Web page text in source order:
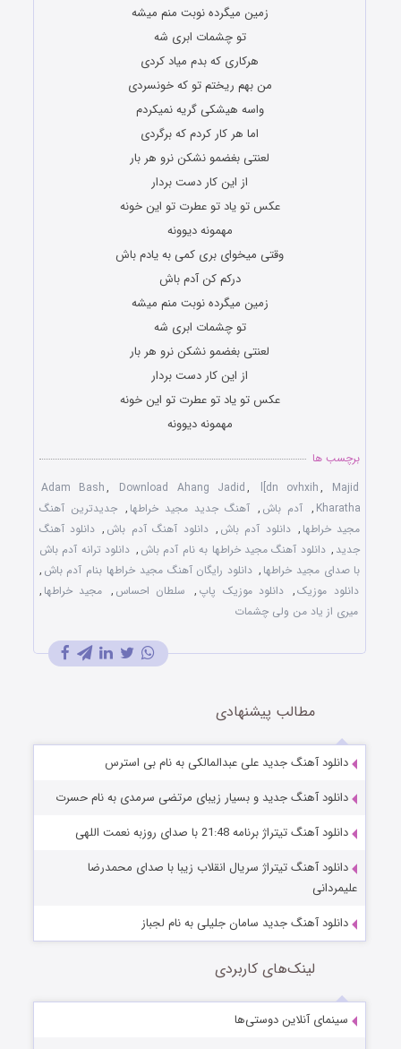
زمین میگرده نوبت منم میشه
تو چشمات ابری شه
هرکاری که بدم میاد کردی
من بهم ریختم تو که خونسردی
واسه هیشکی گریه نمیکردم
اما هر کار کردم که برگردی
لعنتی بغضمو نشکن نرو هر بار
از این کار دست بردار
عکس تو یاد تو عطرت تو این خونه
مهمونه دیوونه
وقتی میخوای بری کمی به یادم باش
درکم کن آدم باش
زمین میگرده نوبت منم میشه
تو چشمات ابری شه
لعنتی بغضمو نشکن نرو هر بار
از این کار دست بردار
عکس تو یاد تو عطرت تو این خونه
مهمونه دیوونه
برچسب ها
Adam Bash, Download Ahang Jadid, l[dn ovhxih, Majid
Kharatha
, آدم باش , آهنگ جدید مجید خراطها , جدیدترین آهنگ
مجید خراطها , دانلود آدم باش , دانلود آهنگ آدم باش , دانلود آهنگ
جدید , دانلود آهنگ مجید خراطها به نام آدم باش , دانلود ترانه آدم باش
با صدای مجید خراطها , دانلود رایگان آهنگ مجید خراطها بنام آدم باش ,
دانلود موزیک, دانلود موزیک پاپ , سلطان احساس , مجید خراطها ,
میری از یاد من ولی چشمات
مطالب پیشنهادی
دانلود آهنگ جدید علی عبدالمالکی به نام بی استرس
دانلود آهنگ جدید و بسیار زیبای مرتضی سرمدی به نام حسرت
دانلود آهنگ تیتراژ برنامه 21:48 با صدای روزبه نعمت اللهی
دانلود آهنگ تیتراژ سریال انقلاب زیبا با صدای محمدرضا
علیمردانی
دانلود آهنگ جدید سامان جلیلی به نام لجباز
لینک‌های کاربردی
سینمای آنلاین دوستی‌ها